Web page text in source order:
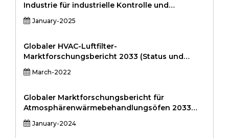
Industrie für industrielle Kontrolle und
Fabrikautomatisierung nach Komponenten
(Hardware, Software, Dienstleistungen), nach
Roboter), durch Endbenutzer (Automobile,
Fertigung, Energie und Dienstprogramme,
Chemikalien, Aerospace & Defense) und
regionale Analyse, 2024-20313131313131313131
January-2025
Globaler HVAC-Luftfilter-
Marktforschungsbericht 2033 (Status und
Ausblick)
March-2022
Globaler Marktforschungsbericht für
Atmosphärenwärmebehandlungsöfen 2033
(Status und Ausblick)
January-2024